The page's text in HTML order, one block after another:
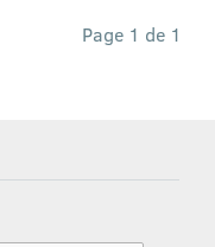
Page 1 de 1